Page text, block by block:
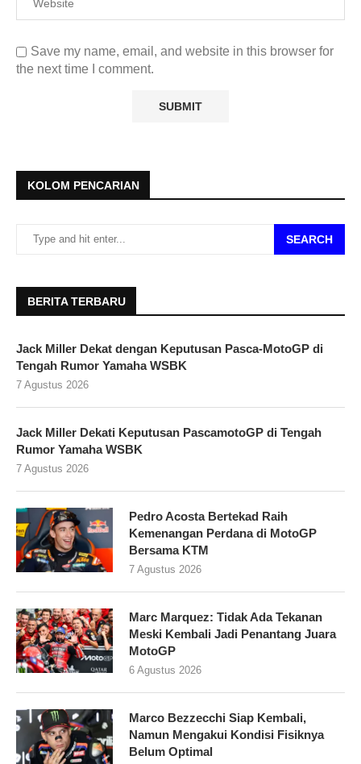
Save my name, email, and website in this browser for
the next time I comment.
KOLOM PENCARIAN
SEARCH
BERITA TERBARU
Jack Miller Dekat dengan Keputusan Pasca-MotoGP di
Tengah Rumor Yamaha WSBK
7 Agustus 2026
Jack Miller Dekati Keputusan PascamotoGP di Tengah
Rumor Yamaha WSBK
7 Agustus 2026
Pedro Acosta Bertekad Raih
Kemenangan Perdana di MotoGP
Bersama KTM
7 Agustus 2026
Marc Marquez: Tidak Ada Tekanan
Meski Kembali Jadi Penantang Juara
MotoGP
6 Agustus 2026
Marco Bezzecchi Siap Kembali,
Namun Mengakui Kondisi Fisiknya
Belum Optimal